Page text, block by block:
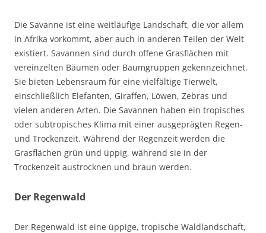
Die Savanne ist eine weitläufige Landschaft, die vor allem
in Afrika vorkommt, aber auch in anderen Teilen der Welt
existiert. Savannen sind durch offene Grasflächen mit
vereinzelten Bäumen oder Baumgruppen gekennzeichnet.
Sie bieten Lebensraum für eine vielfältige Tierwelt,
einschließlich Elefanten, Giraffen, Löwen, Zebras und
vielen anderen Arten. Die Savannen haben ein tropisches
oder subtropisches Klima mit einer ausgeprägten Regen-
und Trockenzeit. Während der Regenzeit werden die
Grasflächen grün und üppig, während sie in der
Trockenzeit austrocknen und braun werden.
Der Regenwald
Der Regenwald ist eine üppige, tropische Waldlandschaft,